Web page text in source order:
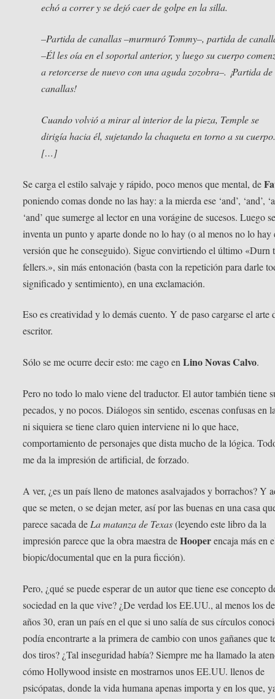
echó a correr y se dejó caer de golpe en la silla.
–Partida de canallas –murmuró Tommy–, partida de
–Él les oía en el soportal anterior, y luego su cuerpo
a retorcerse de nuevo con una aguda zozobra–. ¡Partida de
canallas!
Cuando volvió a mirar al interior de la pieza, Temple se
dirigía hacia él, sujetando la chaqueta en torno a su
[…]
Se carga el estilo salvaje y rápido, poco menos que mental, de
poniendo comas donde no las hay: a la mierda ese ‘and’, ‘and’,
‘and’ que sumerge al lector en una vorágine de sucesos. Luego
inventa un punto y aparte donde no lo hay (o al menos no lo hay
versión que he conseguido). Sigue convirtiendo el último «Durn
fellers.», sin más entonación (basta con la repetición para darle
significado y sentimiento), en una exclamación.
Eso es creatividad y lo demás cuento. Y de paso cargarse el arte
escritor.
Sólo se me ocurre decir esto: me cago enLino Novas Calvo.
Pero no todo lo malo viene del traductor. El autor también tiene
pecados, y no pocos. Diálogos sin sentido, escenas confusas en
ni siquiera se tiene claro quien interviene ni lo que hace,
comportamiento de personajes que dista mucho de la lógica.
me da la impresión de artificial, de forzado.
A ver, ¿es un país lleno de matones asalvajados y borrachos? Y
que se meten, o se dejan meter, así por las buenas en una casa
parece sacada de La matanza de Texas(leyendo este libro da la
impresión parece que la obra maestra deHooperencaja más en
biopic/documental que en la pura ficción).
Pero, ¿qué se puede esperar de un autor que tiene ese concepto
sociedad en la que vive? ¿De verdad los EE.UU., al menos los
años 30, eran un país en el que si uno salía de sus círculos
podía encontrarte a la primera de cambio con unos gañanes que
dos tiros? ¿Tal inseguridad había? Siempre me ha llamado la
cómo Hollywood insiste en mostrarnos unos EE.UU. llenos de
psicópatas, donde la vida humana apenas importa y en los que,